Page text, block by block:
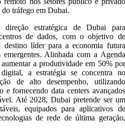
tráfego em Dubai.
estratégica de Dubai para
de dados, com o objetivo de
destino líder para a economia futura
emergentes. Alinhada com a Agenda
a produtividade em 50% por
a estratégia se concentra no
de alto desempenho, utilizando
e fornecendo data centers avançados
Até 2028, Dubai pretende ser um
equipados para aplicativos de
de rede de última geração,